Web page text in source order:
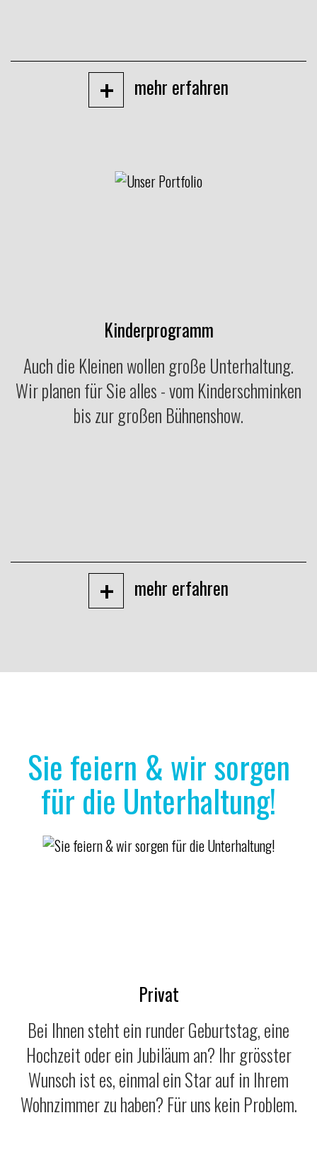
+ mehr erfahren
Kinderprogramm
Auch die Kleinen wollen große Unterhaltung.
Wir planen für Sie alles - vom Kinderschminken
bis zur großen Bühnenshow.
+ mehr erfahren
Sie feiern & wir sorgen
für die Unterhaltung!
Privat
Bei Ihnen steht ein runder Geburtstag, eine
Hochzeit oder ein Jubiläum an? Ihr grösster
Wunsch ist es, einmal ein Star auf in Ihrem
Wohnzimmer zu haben? Für uns kein Problem.